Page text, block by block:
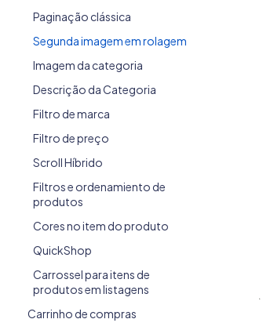
Paginação clássica
Segunda imagem em rolagem
Imagem da categoria
Descrição da Categoria
Filtro de marca
Filtro de preço
Scroll Híbrido
Filtros e ordenamiento de
produtos
Cores no item do produto
QuickShop
Carrossel para itens de
produtos em listagens
Carrinho de compras